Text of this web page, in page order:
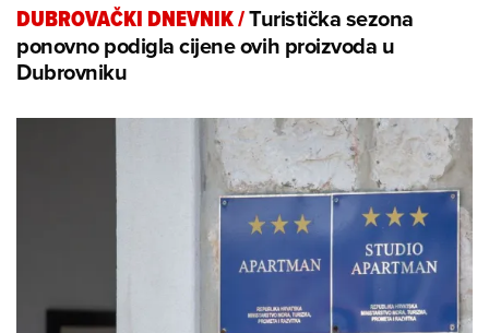
DUBROVAČKI DNEVNIK/Turistička sezona
ponovno podigla cijene ovih proizvoda u
Dubrovniku